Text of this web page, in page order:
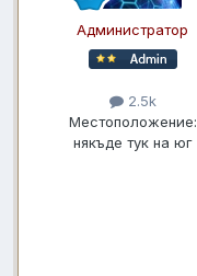
Администратор
2.5k
Местоположение:
някъде тук на юг